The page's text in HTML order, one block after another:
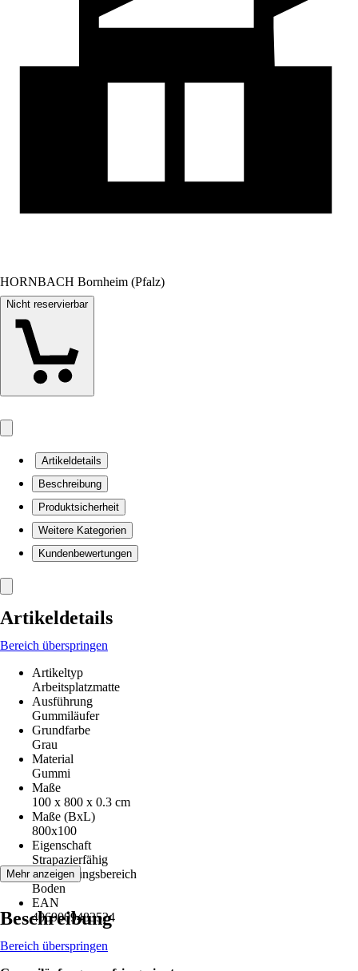
HORNBACH Bornheim (Pfalz)
Nicht reservierbar
Artikeldetails
Beschreibung
Produktsicherheit
Weitere Kategorien
Kundenbewertungen
Artikeldetails
Bereich überspringen
Artikeltyp
Arbeitsplatzmatte
Ausführung
Gummiläufer
Grundfarbe
Grau
Material
Gummi
Maße
100 x 800 x 0.3 cm
Maße (BxL)
800x100
Eigenschaft
Strapazierfähig
Anwendungsbereich
Boden
EAN
4069009483524
Mehr anzeigen
Beschreibung
Bereich überspringen